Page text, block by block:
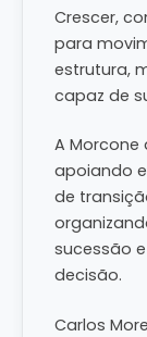
Crescer,
para
estrutura,
capaz de
A
apoiando
de
sucessão
decisão.
Carlos